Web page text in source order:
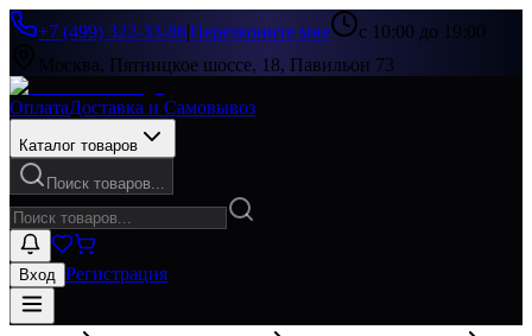
+7 (499) 322-33-86|Перезвоните мне
с 10:00 до 19:00
Москва, Пятницкое шоссе, 18, Павильон 73
ОплатаДоставка и Самовывоз
Каталог товаров
Поиск товаров...
Вход Регистрация